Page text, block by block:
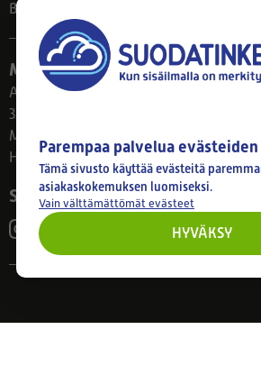
Blogi
Myymälä
Ahlmanintie 61
33800 Tampere
Ma–Pe 8–17
Huom! Myymälän poikkeusaukiolot:
Seuraa meitä
Parempaa palvelua
Tämä sivusto käyttää evästeitä
asiakaskokemuksen luomiseksi.
Vain välttämättömät evästeet
HYVÄKSY